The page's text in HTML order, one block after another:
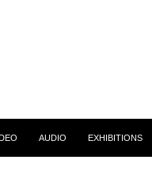
AUDIO EXHIBITIONS